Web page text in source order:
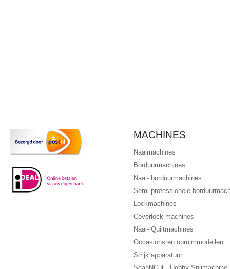
MACHINES
Naaimachines
Borduurmachines
Naai- borduurmachines
Semi-professionele
Lockmachines
Coverlock machines
Naai- Quiltmachines
Occasions en opruimmodellen
Strijk apparatuur